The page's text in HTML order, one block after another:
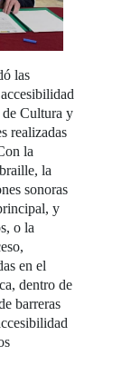
las
de Cultura y
realizadas
la
la
sonoras
y
o la
en el
dentro de
barreras